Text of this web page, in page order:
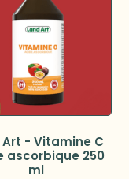
Art - Vitamine C
ascorbique 250
ml